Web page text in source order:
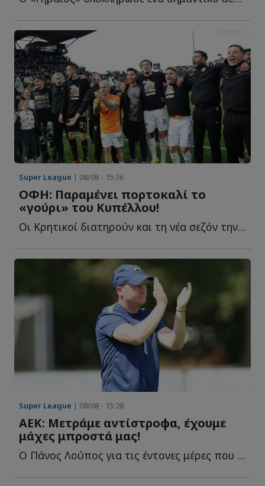
Super League | 08/08 - 15:36
ΟΦΗ: Παραμένει πορτοκαλί το
«γούρι» του Κυπέλλου!
Οι Κρητικοί διατηρούν και τη νέα σεζόν την πορτοκαλί ε...
Super League | 08/08 - 15:28
ΑΕΚ: Μετράμε αντίστροφα, έχουμε
μάχες μπροστά μας!
Ο Πάνος Λούπος για τις έντονες μέρες που έ...